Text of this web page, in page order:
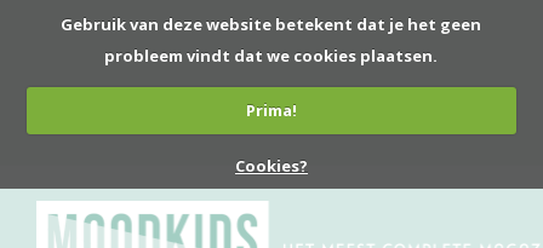
Gebruik van deze website betekent dat je het geen
probleem vindt dat we cookies plaatsen.
Prima!
Cookies?